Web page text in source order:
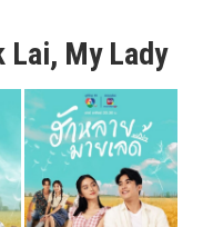
Lai, My Lady